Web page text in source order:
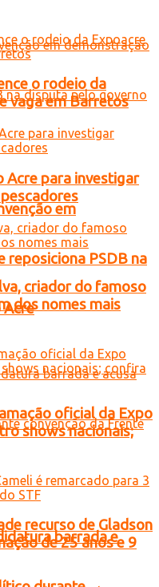
em
reposiciona PSDB na
Acre
barrada e
o rodeio da
vaga em Barretos
Acre para investigar
criador do famoso
dos nomes mais
oficial da Expo
shows nacionais;
recurso de Gladson
de 25 anos e 9